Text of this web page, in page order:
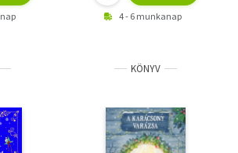
4 - 6 munkanap
KÖNYV